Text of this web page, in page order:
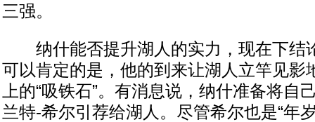
三强。
纳什能否提升湖人的实力，现在下结
可以肯定的是，他的到来让湖人立竿见影
上的“吸铁石”。有消息说，纳什准备将自
兰特-希尔引荐给湖人。尽管希尔也是“年